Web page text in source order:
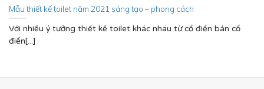
Mẫu thiết kế toilet năm 2021 sáng tạo – phong cách
Với nhiều ý tưởng thiết kế toilet khác nhau từ cổ điển bán cổ
điển[...]